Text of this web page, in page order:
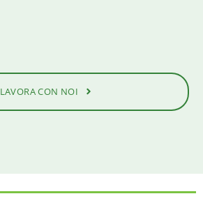
LAVORA CON NOI